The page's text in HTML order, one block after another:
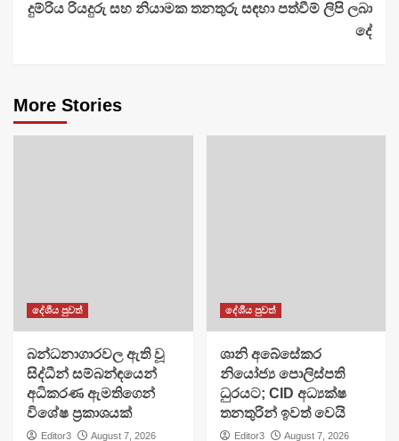
දුම්රිය රියදුරු සහ නියාමක තනතුරු සඳහා පත්වීම් ලිපි ලබා
දේ
More Stories
දේශීය පුවත්
බන්ධනාගාරවල ඇති වූ
සිද්ධීන් සම්බන්ඳයෙන්
අධිකරණ ඇමතිගෙන්
විශේෂ ප්‍රකාශයක්
Editor3 August 7, 2026
දේශීය පුවත්
ශානි අබේසේකර
නියෝජ්‍ය පොලිස්පති
ධුරයට; CID අධ්‍යක්ෂ
තනතුරින් ඉවත් වෙයි
Editor3 August 7, 2026